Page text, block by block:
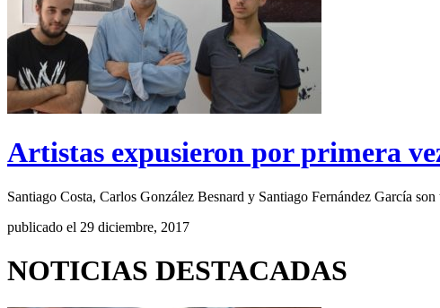
Artistas expusieron por primera
Santiago Costa, Carlos González Besnard y Santiago Fernández García
publicado el 29 diciembre, 2017
NOTICIAS DESTACADAS